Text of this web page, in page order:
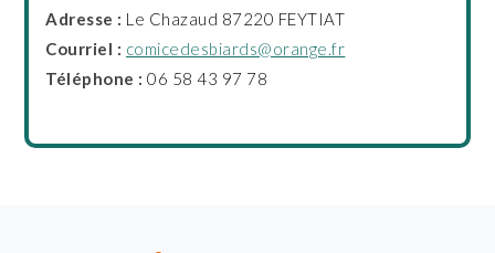
Adresse : Le Chazaud 87220 FEYTIAT
Courriel : comicedesbiards@orange.fr
Téléphone :06 58 43 97 78